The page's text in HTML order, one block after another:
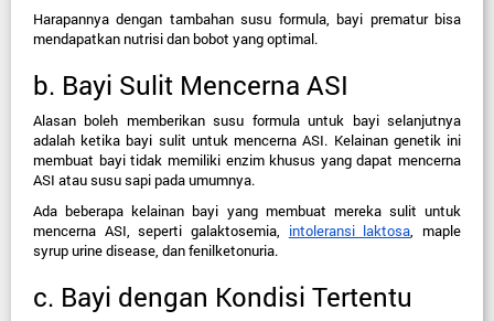
Harapannya dengan tambahan susu formula, bayi prematur bisa
mendapatkan nutrisi dan bobot yang optimal.
b. Bayi Sulit Mencerna ASI
Alasan boleh memberikan susu formula untuk bayi selanjutnya
adalah ketika bayi sulit untuk mencerna ASI. Kelainan genetik ini
membuat bayi tidak memiliki enzim khusus yang dapat mencerna
ASI atau susu sapi pada umumnya.
Ada beberapa kelainan bayi yang membuat mereka sulit untuk
mencerna ASI, seperti galaktosemia, intoleransi laktosa, maple
syrup urine disease, dan fenilketonuria.
c. Bayi dengan Kondisi Tertentu